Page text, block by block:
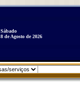
Sábado
8 de Agosto de 2026